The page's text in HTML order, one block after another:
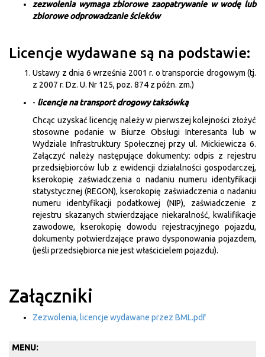
zezwolenia wymaga zbiorowe zaopatrywanie w wodę lub
zbiorowe odprowadzanie ścieków
Licencje wydawane są na podstawie:
Ustawy z dnia 6 września 2001 r. o transporcie drogowym (tj.
z 2007 r. Dz. U. Nr 125, poz. 874 z późn. zm.)
- licencje na transport drogowy taksówką
Chcąc uzyskać licencję należy w pierwszej kolejności złożyć
stosowne podanie w Biurze Obsługi Interesanta lub w
Wydziale Infrastruktury Społecznej przy ul. Mickiewicza 6.
Załączyć należy następujące dokumenty: odpis z rejestru
przedsiębiorców lub z ewidencji działalności gospodarczej,
kserokopię zaświadczenia o nadaniu numeru identyfikacji
statystycznej (REGON), kserokopię zaświadczenia o nadaniu
numeru identyfikacji podatkowej (NIP), zaświadczenie z
rejestru skazanych stwierdzające niekaralność, kwalifikacje
zawodowe, kserokopię dowodu rejestracyjnego pojazdu,
dokumenty potwierdzające prawo dysponowania pojazdem,
(jeśli przedsiębiorca nie jest właścicielem pojazdu).
Załączniki
Zezwolenia, licencje wydawane przez BML.pdf
MENU: